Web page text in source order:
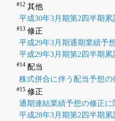
#12 其他
平成30年3月期第2四半期
#13 修正
平成29年3月期通期業績予
平成29年3月期第2四半期
#14 配当
株式併合に伴う配当予想
#15 修正
通期連結業績予想の修正
平成28年3月期第2四半期